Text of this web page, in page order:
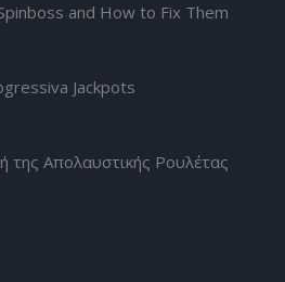
and How to Fix Them
Jackpots
της Απολαυστικής Ρουλέτας